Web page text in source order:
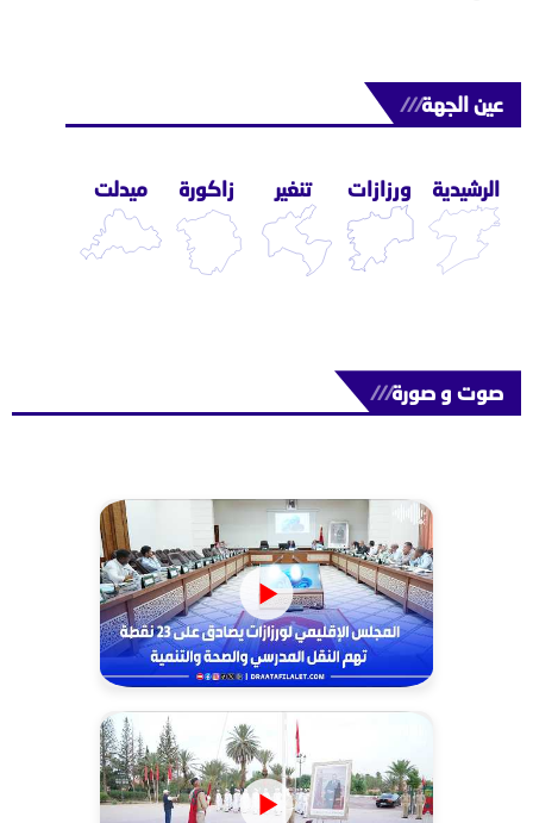
عين الجهة///
الرشيدية ورزازات تنغير زاكورة ميدلت
صوت و صورة///